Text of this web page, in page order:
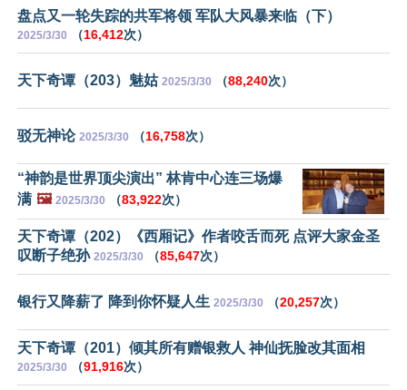
盘点又一轮失踪的共军将领 军队大风暴来临（下）
2025/3/30 （16,412次）
天下奇谭（203）魅姑 2025/3/30 （88,240次）
驳无神论 2025/3/30 （16,758次）
“神韵是世界顶尖演出” 林肯中心连三场爆
满 🖼️ 2025/3/30 （83,922次）
天下奇谭（202）《西厢记》作者咬舌而死 点评大家金圣
叹断子绝孙 2025/3/30 （85,647次）
银行又降薪了 降到你怀疑人生 2025/3/30 （20,257次）
天下奇谭（201）倾其所有赠银救人 神仙抚脸改其面相
2025/3/30 （91,916次）